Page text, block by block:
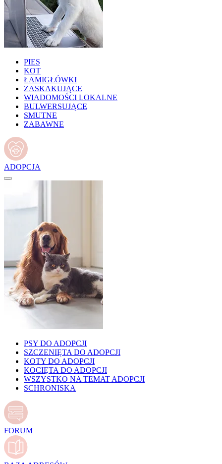
PIES
KOT
ŁAMIGŁÓWKI
ZASKAKUJĄCE
WIADOMOŚCI LOKALNE
BULWERSUJĄCE
SMUTNE
ZABAWNE
ADOPCJA
PSY DO ADOPCJI
SZCZENIĘTA DO ADOPCJI
KOTY DO ADOPCJI
KOCIĘTA DO ADOPCJI
WSZYSTKO NA TEMAT ADOPCJI
SCHRONISKA
FORUM